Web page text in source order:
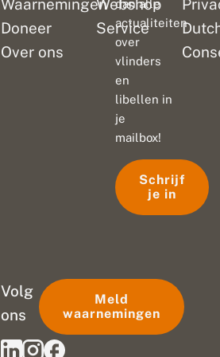
Waarnemingen
Doneer
Over ons
Webshop
Service
dan alle
actualiteiten
over
vlinders
en
libellen in
je
mailbox!
Schrijf
je in
Volg
ons
Meld
waarnemingen